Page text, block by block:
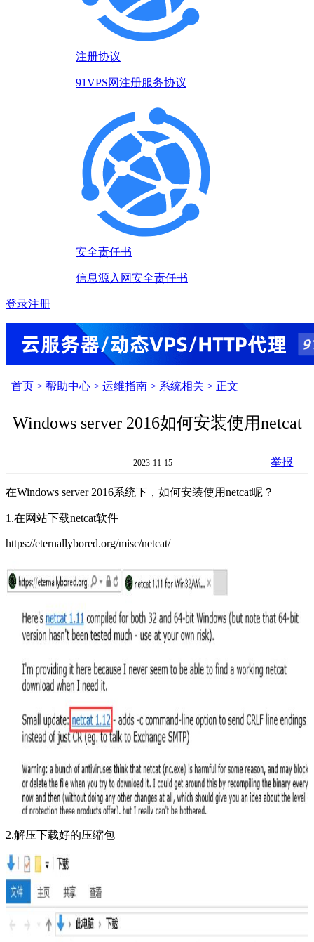
注册协议
91VPS网注册服务协议
安全责任书
信息源入网安全责任书
登录注册
首页 > 帮助中心 > 运维指南 > 系统相关 > 正文
Windows server 2016如何安装使用netcat
2023-11-15 举报
在Windows server 2016系统下，如何安装使用netcat呢？
1.在网站下载netcat软件
https://eternallybored.org/misc/netcat/
2.解压下载好的压缩包